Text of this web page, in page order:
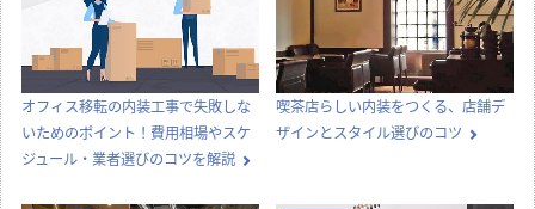
オフィス移転の内装工事で失敗しな
いためのポイント！費用相場やスケ
ジュール・業者選びのコツを解説
喫茶店らしい内装をつくる、店舗デ
ザインとスタイル選びのコツ